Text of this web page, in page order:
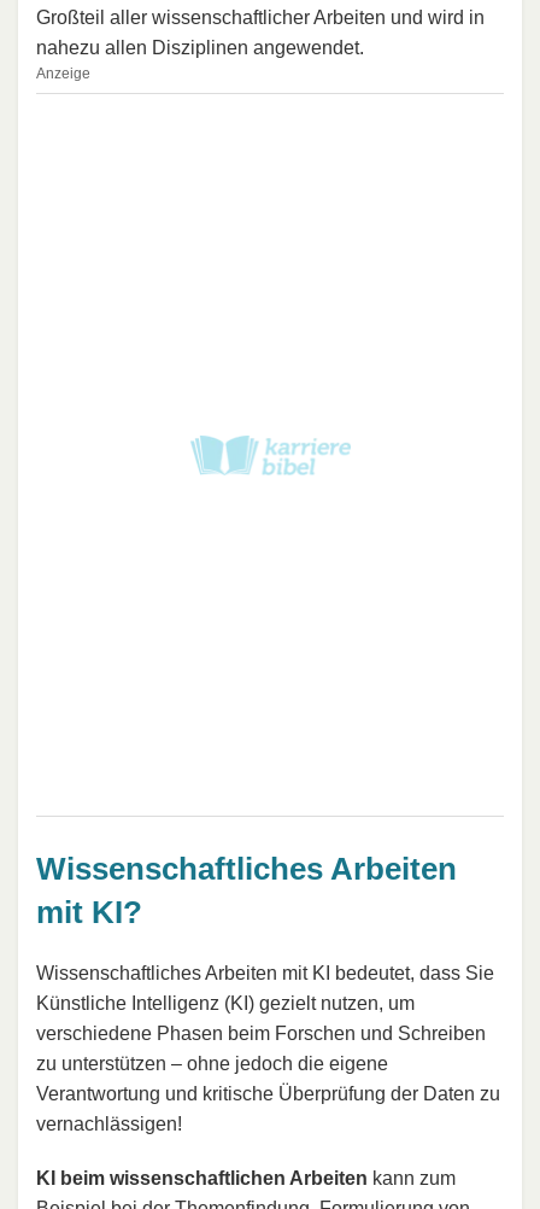
Großteil aller wissenschaftlicher Arbeiten und wird in
nahezu allen Disziplinen angewendet.
Anzeige
Wissenschaftliches Arbeiten
mit KI?
Wissenschaftliches Arbeiten mit KI bedeutet, dass Sie
Künstliche Intelligenz (KI) gezielt nutzen, um
verschiedene Phasen beim Forschen und Schreiben
zu unterstützen – ohne jedoch die eigene
Verantwortung und kritische Überprüfung der Daten zu
vernachlässigen!
KI beim wissenschaftlichen Arbeiten kann zum